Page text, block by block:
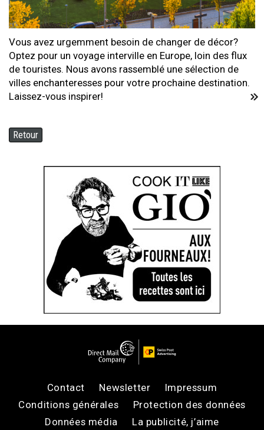
Vous avez urgemment besoin de changer de décor?
Optez pour un voyage interville en Europe, loin des flux
de touristes. Nous avons rassemblé une sélection de
villes enchanteresses pour votre prochaine destination.
Laissez-vous inspirer!
Retour
Contact Newsletter
Impressum
Conditions générales
Protection des données
Données média
La publicité, j’aime